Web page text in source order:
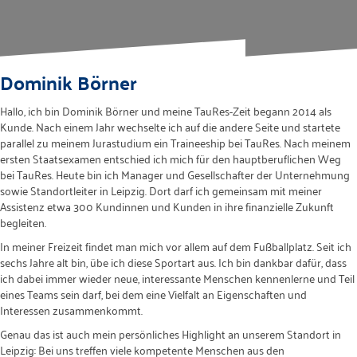
Dominik Börner
Hallo, ich bin Dominik Börner und meine TauRes-Zeit begann 2014 als
Kunde. Nach einem Jahr wechselte ich auf die andere Seite und startete
parallel zu meinem Jurastudium ein Traineeship bei TauRes. Nach meinem
ersten Staatsexamen entschied ich mich für den hauptberuflichen Weg
bei TauRes. Heute bin ich Manager und Gesellschafter der Unternehmung
sowie Standortleiter in Leipzig. Dort darf ich gemeinsam mit meiner
Assistenz etwa 300 Kundinnen und Kunden in ihre finanzielle Zukunft
begleiten.
In meiner Freizeit findet man mich vor allem auf dem Fußballplatz. Seit ich
sechs Jahre alt bin, übe ich diese Sportart aus. Ich bin dankbar dafür, dass
ich dabei immer wieder neue, interessante Menschen kennenlerne und Teil
eines Teams sein darf, bei dem eine Vielfalt an Eigenschaften und
Interessen zusammenkommt.
Genau das ist auch mein persönliches Highlight an unserem Standort in
Leipzig: Bei uns treffen viele kompetente Menschen aus den